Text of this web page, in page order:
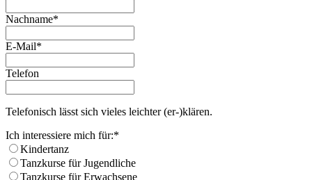
Nachname*
E-Mail*
Telefon
Telefonisch lässt sich vieles leichter (er-)klären.
Ich interessiere mich für:*
Kindertanz
Tanzkurse für Jugendliche
Tanzkurse für Erwachsene